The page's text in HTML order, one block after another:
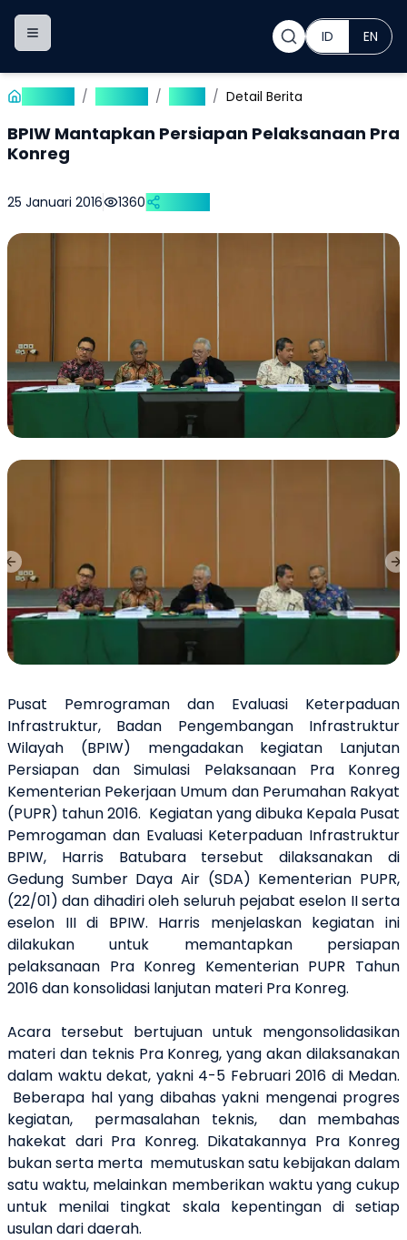
Toggle navigation menu ID EN
/ / / Detail Berita
BPIW Mantapkan Persiapan Pelaksanaan Pra
Konreg
25 Januari 2016 1360
Previous slide
Pusat Pemrograman dan Evaluasi Keterpaduan
Infrastruktur, Badan Pengembangan Infrastruktur
Wilayah (BPIW) mengadakan kegiatan Lanjutan
Persiapan dan Simulasi Pelaksanaan Pra Konreg
Kementerian Pekerjaan Umum dan Perumahan Rakyat
(PUPR) tahun 2016. Kegiatan yang dibuka Kepala Pusat
Pemrogaman dan Evaluasi Keterpaduan Infrastruktur
BPIW, Harris Batubara tersebut dilaksanakan di
Gedung Sumber Daya Air (SDA) Kementerian PUPR,
(22/01) dan dihadiri oleh seluruh pejabat eselon II serta
eselon III di BPIW. Harris menjelaskan kegiatan ini
dilakukan untuk memantapkan persiapan
pelaksanaan Pra Konreg Kementerian PUPR Tahun
2016 dan konsolidasi lanjutan materi Pra Konreg.
Acara tersebut bertujuan untuk mengonsolidasikan
materi dan teknis Pra Konreg, yang akan dilaksanakan
dalam waktu dekat, yakni 4-5 Februari 2016 di Medan.
Beberapa hal yang dibahas yakni mengenai progres
kegiatan, permasalahan teknis, dan membahas
hakekat dari Pra Konreg. Dikatakannya Pra Konreg
bukan serta merta memutuskan satu kebijakan dalam
satu waktu, melainkan memberikan waktu yang cukup
untuk menilai tingkat skala kepentingan di setiap
usulan dari daerah.